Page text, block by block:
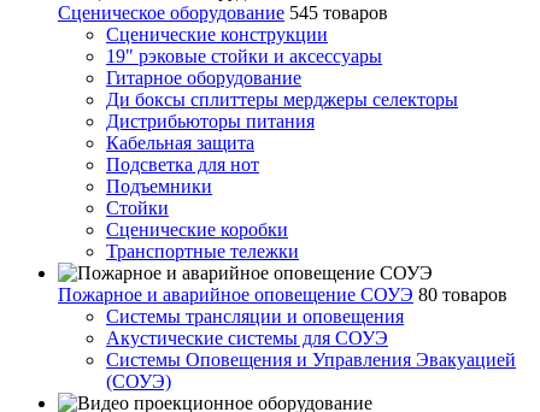
Сценическое оборудование 545 товаров
Сценические конструкции
19" рэковые стойки и аксесcуары
Гитарное оборудование
Ди боксы сплиттеры мерджеры селекторы
Дистрибьюторы питания
Кабельная защита
Подсветка для нот
Подъемники
Стойки
Сценические коробки
Транспортные тележки
Пожарное и аварийное оповещение СОУЭ 80 товаров
Cистемы трансляции и оповещения
Акустические системы для СОУЭ
Системы Оповещения и Управления Эвакуацией
(СОУЭ)